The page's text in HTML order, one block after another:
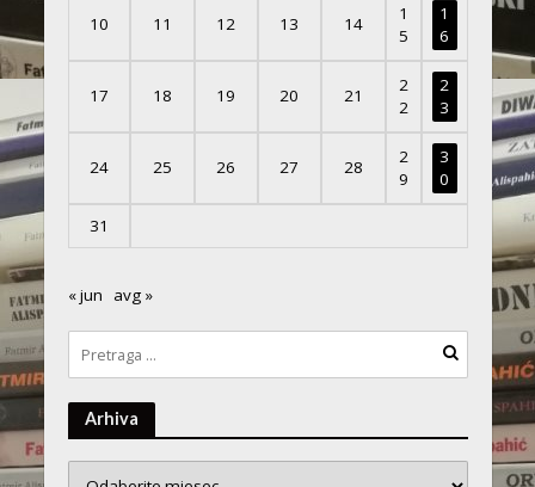
10 11 12 13 14
1
5
1
6
17 18 19 20 21
2
2
2
3
24 25 26 27 28
2
9
3
0
31
« jun avg »
Arhiva